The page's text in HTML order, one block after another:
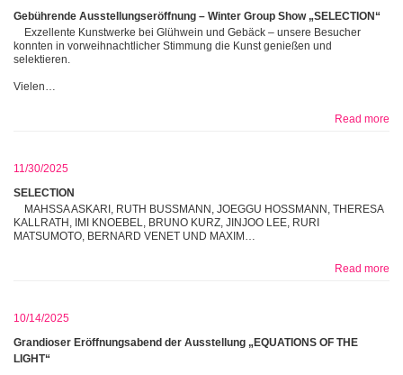
Gebührende Ausstellungseröffnung – Winter Group Show „SELECTION“
Exzellente Kunstwerke bei Glühwein und Gebäck – unsere Besucher
konnten in vorweihnachtlicher Stimmung die Kunst genießen und
selektieren.
Vielen…
Read more
11/30/2025
SELECTION
MAHSSA ASKARI, RUTH BUSSMANN, JOEGGU HOSSMANN, THERESA
KALLRATH, IMI KNOEBEL, BRUNO KURZ, JINJOO LEE, RURI
MATSUMOTO, BERNARD VENET UND MAXIM…
Read more
10/14/2025
Grandioser Eröffnungsabend der Ausstellung „EQUATIONS OF THE
LIGHT“